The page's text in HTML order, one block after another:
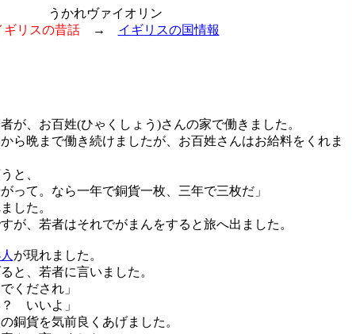
うかれヴァイオリン
ギリスの昔話→ イギリスの国情報
が、お百姓(ひゃくしょう)さんの家で働きました。
ら晩まで働き続けましたが、お百姓さんはお給料をくれま
と、
って。なら一年で銅貨一枚、三年で三枚だ」
した。
が、若者はそれでがまんをすると旅へ出ました。
が現れました。
と、若者に言いました。
くだされ」
いいよ」
銅貨を気前良くあげました。